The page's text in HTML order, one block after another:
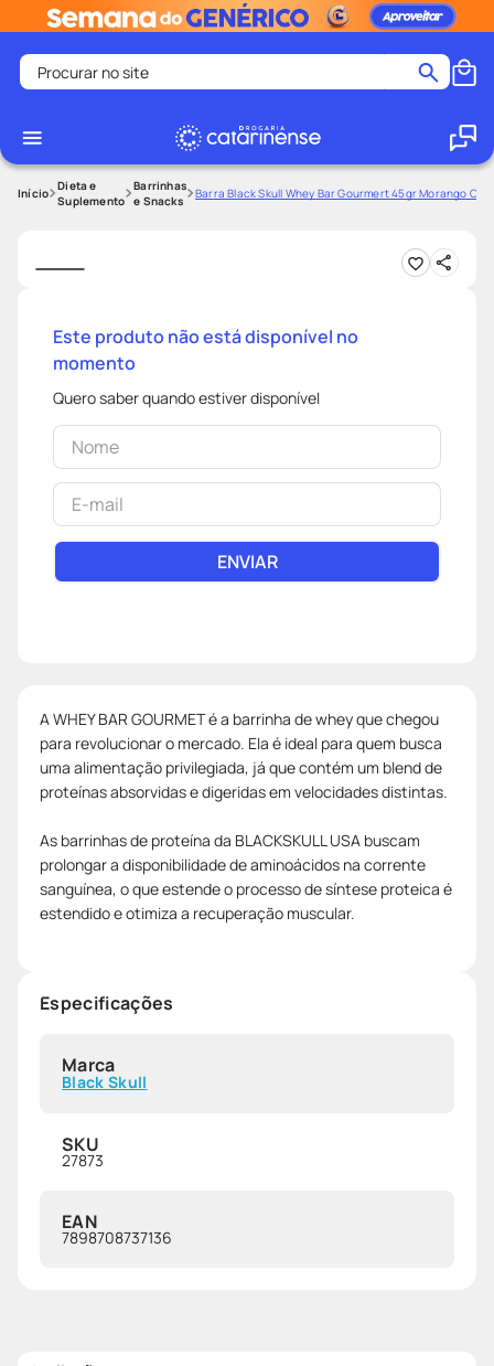
Procurar no site
1
2 º
medley
lenço umedecido
protetor solar
desodorante
fralda pampers
º teste gravidez
Dieta e
Suplemento
Barrinhas
e Snacks
Barra Black Skull Whey Bar Gourmert 45gr Morango
Este produto não está disponível no
momento
Quero saber quando estiver disponível
ENVIAR
A WHEY BAR GOURMET é a barrinha de whey que chegou
para revolucionar o mercado. Ela é ideal para quem busca
uma alimentação privilegiada, já que contém um blend de
proteínas absorvidas e digeridas em velocidades distintas.
As barrinhas de proteína da BLACKSKULL USA buscam
prolongar a disponibilidade de aminoácidos na corrente
sanguínea, o que estende o processo de síntese proteica é
estendido e otimiza a recuperação muscular.
Especificações
Marca
Black Skull
SKU
27873
EAN
7898708737136